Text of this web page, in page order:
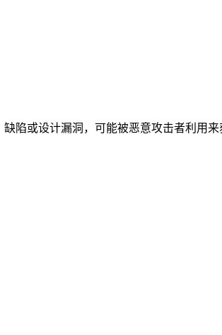
陷或设计漏洞，可能被恶意攻击者利用